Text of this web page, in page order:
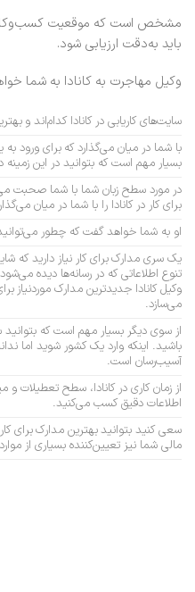
مشخص است که موقعیت کسب‌وکار
باید به‌دقت ارزیابی شود.
وکیل مهاجرت به کانادا به شما
سایت‌های کاریابی در کانادا کدام‌اند و
با شما در میان می‌گذارد که برای ورود
بسیار مهم است که بتوانید در این زمینه
در مورد سطح زبان شما با شما صحبت
برای کار در کانادا را با شما در میان
او به شما خواهد گفت که چطور
یک سری مدارک برای کار نیاز دارید که
تنوع اطلاعاتی که در رسانه‌ها دیده
وکیل کانادا جدیدترین مدارک
می‌سازد.
از سوی دیگر بسیار مهم است که بتوانید
باشید. اینکه وارد یک کشور شوید اما
آسیب‌رسان است.
از زمان کاری در کانادا، سطح تعطیلات و
اطلاعات دقیق کسب می‌کنید.
سعی کنید بتوانید بهترین مدارک برای
مالی شما نیز تعیین‌کننده بسیاری از